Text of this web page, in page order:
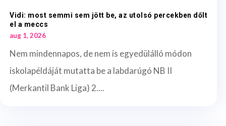
Vidi: most semmi sem jött be, az utolsó percekben dőlt
el a meccs
aug 1, 2026
Nem mindennapos, de nem is egyedülálló módon
iskolapéldáját mutatta be a labdarúgó NB II
(Merkantil Bank Liga) 2....